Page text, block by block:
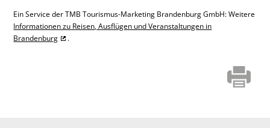
Ein Service der TMB Tourismus-Marketing Brandenburg GmbH: Weitere
Informationen zu Reisen, Ausflügen und Veranstaltungen in
Brandenburg
.